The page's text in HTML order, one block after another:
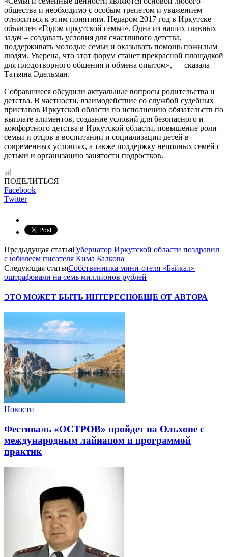
общества и необходимо с особым трепетом и уважением
относиться к этим понятиям. Недаром 2017 год в Иркутске
объявлен «Годом иркутской семьи». Одна из наших главных
задач – создавать условия для счастливого детства,
поддерживать молодые семьи и оказывать помощь пожилым
людям. Уверена, что этот форум станет прекрасной площадкой
для плодотворного общения и обмена опытом», — сказала
Татьяна Эдельман.
Собравшиеся обсудили актуальные вопросы родительства и
детства. В частности, взаимодействие со службой судебных
приставов Иркутской области по исполнению обязательств по
выплате алиментов, создание условий для безопасного и
комфортного детства в Иркутской области, повышение роли
семьи и отцов в воспитании и социализации детей в
современных условиях, а также поддержку неполных семей с
детьми и организацию занятости подростков.
ПОДЕЛИТЬСЯ
Facebook
Twitter
Предыдущая статьяГубернатор Иркутской области поздравил
с юбилеем писателя Кима Балкова
Следующая статьяСобственника мини-отеля «Байкал»
оштрафовали на семь миллионов рублей
ЭТО МОЖЕТ БЫТЬ ИНТЕРЕСНОЕЩЕ ОТ АВТОРА
Новости
Фестиваль «ОСТРОВ» пройдет на Ольхоне с
международным лайнапом и программой
практик